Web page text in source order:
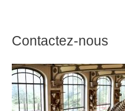
Contactez-nous